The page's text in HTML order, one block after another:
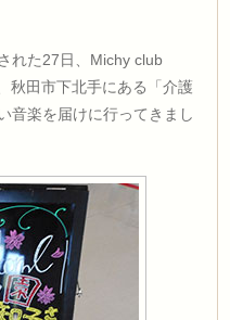
れた27日、Michy club
秋田市下北手にある「介護
楽を届けに行ってきまし